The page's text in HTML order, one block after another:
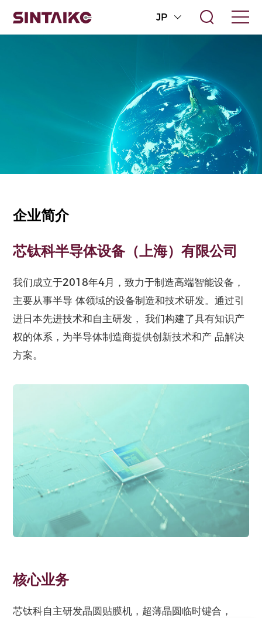
JP
企业简介
芯钛科半导体设备（上海）有限公司
我们成立于2018年4月，致力于制造高端智能设备，
主要从事半导 体领域的设备制造和技术研发。通过引
进日本先进技术和自主研发， 我们构建了具有知识产
权的体系，为半导体制造商提供创新技术和产 品解决
方案。
核心业务
芯钛科自主研发晶圆贴膜机，超薄晶圆临时键合，